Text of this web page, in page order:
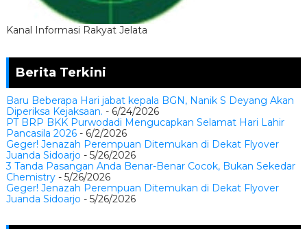
Kanal Informasi Rakyat Jelata
Berita Terkini
Baru Beberapa Hari jabat kepala BGN, Nanik S Deyang Akan
Diperiksa Kejaksaan. - 6/24/2026
PT BRP BKK Purwodadi Mengucapkan Selamat Hari Lahir
Pancasila 2026- 6/2/2026
Geger! Jenazah Perempuan Ditemukan di Dekat Flyover
Juanda Sidoarjo - 5/26/2026
3 Tanda Pasangan Anda Benar-Benar Cocok, Bukan Sekedar
Chemistry- 5/26/2026
Geger! Jenazah Perempuan Ditemukan di Dekat Flyover
Juanda Sidoarjo - 5/26/2026